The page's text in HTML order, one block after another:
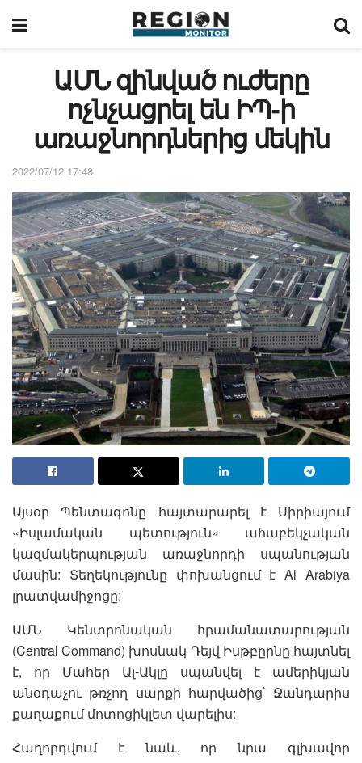
ԱՄՆ զինված ուժերը
ոչնչացրել են ԻՊ-ի
առաջնորդներից մեկին
2022/07/12 17:48
Այսօր Պենտագոնը հայտարարել է Սիրիայում
«Իսլամական պետություն» ահաբեկչական
կազմակերպության առաջնորդի սպանության
մասին: Տեղեկությունը փոխանցում է Al Arabiya
լրատվամիջոցը:
ԱՄՆ Կենտրոնական հրամանատարության
(Central Command) խոսնակ Դեյվ Իսթբըրնը հայտնել
է, որ Մահեր Ալ-Ակլը սպանվել է ամերիկյան
անօդաչու թռչող սարքի հարվածից՝ Ջանդարիս
քաղաքում մոտոցիկլետ վարելիս:
Հաղորդվում է նաև, որ նրա գլխավոր